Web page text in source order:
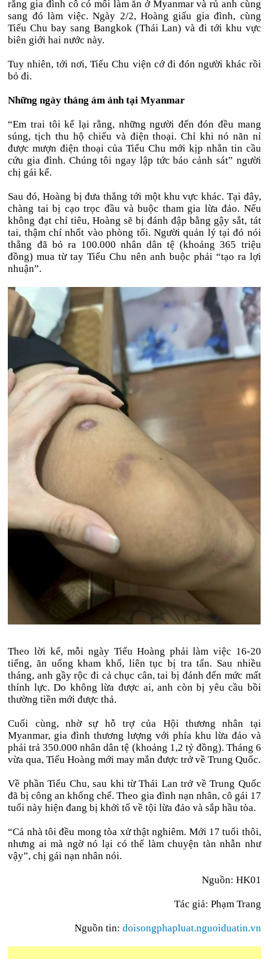
rằng gia đình cô có mối làm ăn ở Myanmar và rủ anh cùng
sang đó làm việc. Ngày 2/2, Hoàng giấu gia đình, cùng
Tiểu Chu bay sang Bangkok (Thái Lan) và đi tới khu vực
biên giới hai nước này.
Tuy nhiên, tới nơi, Tiểu Chu viện cớ đi đón người khác rồi
bỏ đi.
Những ngày tháng ám ảnh tại Myanmar
“Em trai tôi kể lại rằng, những người đến đón đều mang
súng, tịch thu hộ chiếu và điện thoại. Chỉ khi nó năn nỉ
được mượn điện thoại của Tiểu Chu mới kịp nhắn tin cầu
cứu gia đình. Chúng tôi ngay lập tức báo cảnh sát” người
chị gái kể.
Sau đó, Hoàng bị đưa thẳng tới một khu vực khác. Tại đây,
chàng tai bị cạo trọc đầu và buộc tham gia lừa đảo. Nếu
không đạt chỉ tiêu, Hoàng sẽ bị đánh đập bằng gậy sắt, tát
tai, thậm chí nhốt vào phòng tối. Người quản lý tại đó nói
thẳng đã bỏ ra 100.000 nhân dân tệ (khoảng 365 triệu
đồng) mua từ tay Tiểu Chu nên anh buộc phải “tạo ra lợi
nhuận”.
Theo lời kể, mỗi ngày Tiểu Hoàng phải làm việc 16-20
tiếng, ăn uống kham khổ, liên tục bị tra tấn. Sau nhiều
tháng, anh gầy rộc đi cả chục cân, tai bị đánh đến mức mất
thính lực. Do không lừa được ai, anh còn bị yêu cầu bồi
thường tiền mới được thả.
Cuối cùng, nhờ sự hỗ trợ của Hội thương nhân tại
Myanmar, gia đình thương lượng với phía khu lừa đảo và
phải trả 350.000 nhân dân tệ (khoảng 1,2 tỷ đồng). Tháng 6
vừa qua, Tiểu Hoàng mới may mắn được trở về Trung Quốc.
Về phần Tiểu Chu, sau khi từ Thái Lan trở về Trung Quốc
đã bị công an khống chế. Theo gia đình nạn nhân, cô gái 17
tuổi này hiện đang bị khởi tố về tội lừa đảo và sắp hầu tòa.
“Cả nhà tôi đều mong tòa xử thật nghiêm. Mới 17 tuổi thôi,
nhưng ai mà ngờ nó lại có thể làm chuyện tàn nhẫn như
vậy”, chị gái nạn nhân nói.
Nguồn: HK01
Tác giả: Phạm Trang
Nguồn tin: doisongphapluat.nguoiduatin.vn